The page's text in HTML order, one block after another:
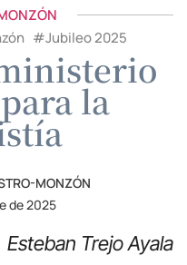
#Jubileo 2025
la
MONZÓN
de 2025
Esteban Trejo Ayala